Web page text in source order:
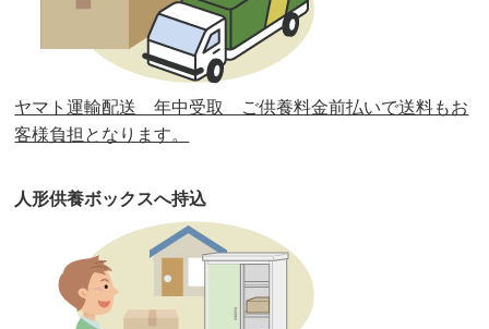
第31回人形供養祭 平成31年3月13日(水)
第30回人形供養祭平成30年11月28日(水)
第29回人形供養祭平成30年5月23日(水)
第27回人形供養祭平成29年6月14日(水)
第26回人形供養祭平成28年12月15日(木)
第25回人形供養祭 平成28年6月16日(木)
ヤマト運輸配送 年中受取 ご供養料金前払いで送料もお
客様負担となります。
人形供養ボックスへ持込